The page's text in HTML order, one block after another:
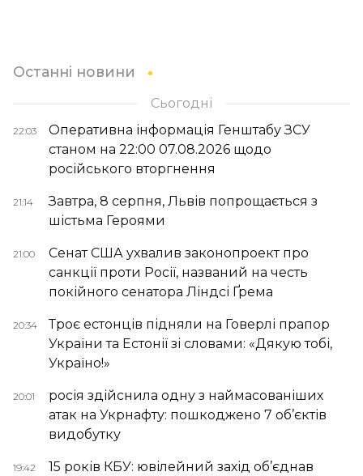
Останні новини
Сьогодні
22:03
Оперативна інформація Генштабу ЗСУ
станом на 22:00 07.08.2026 щодо
російського вторгнення
21:14
Завтра, 8 серпня, Львів попрощається з
шістьма Героями
21:00
Сенат США ухвалив законопроект про
санкції проти Росії, названий на честь
покійного сенатора Ліндсі Ґрема
20:34
Троє естонців підняли на Говерлі прапор
України та Естонії зі словами: «Дякую тобі,
Україно!»
20:01
росія здійснила одну з наймасованіших
атак на Укрнафту: пошкоджено 7 об’єктів
видобутку
19:42 15 років КБУ: ювілейний захід об’єднав